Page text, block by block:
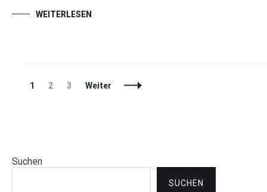
WEITERLESEN
Beitragsnavigation
Seite
1 Seite
2 Seite
3 Weiter
Suchen
SUCHEN